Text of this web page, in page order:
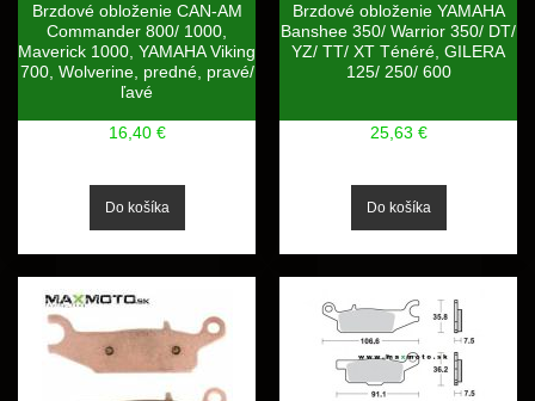
Brzdové obloženie CAN-AM
Commander 800/ 1000,
Maverick 1000, YAMAHA Viking
700, Wolverine, predné, pravé/
ľavé
16,40 €
Brzdové obloženie YAMAHA
Banshee 350/ Warrior 350/ DT/
YZ/ TT/ XT Ténéré, GILERA
125/ 250/ 600
25,63 €